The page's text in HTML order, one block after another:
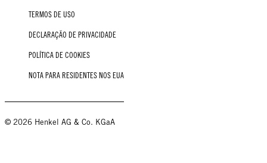
TERMOS DE USO
DECLARAÇÃO DE PRIVACIDADE
POLÍTICA DE COOKIES
NOTA PARA RESIDENTES NOS EUA
© 2026 Henkel AG & Co. KGaA